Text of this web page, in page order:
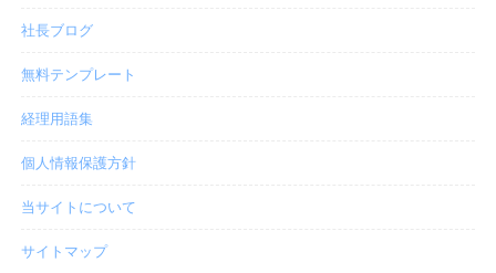
社長ブログ
無料テンプレート
経理用語集
個人情報保護方針
当サイトについて
サイトマップ